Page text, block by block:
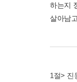
하는지
살아남
1절> 진